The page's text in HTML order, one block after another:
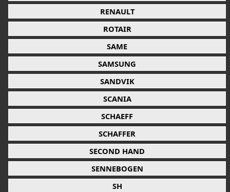
RENAULT
ROTAIR
SAME
SAMSUNG
SANDVIK
SCANIA
SCHAEFF
SCHAFFER
SECOND HAND
SENNEBOGEN
SH